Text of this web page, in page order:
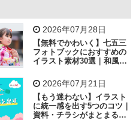
フ ビル 魚 家族 書類
会社 太陽 キラキラ
相談 ピクトグラム
2026年07月28日
【無料でかわいく】七五三
フォトブックにおすすめの
イラスト素材30選｜和風の
2026年07月21日
【もう迷わない】イラスト
に統一感を出す5つのコツ｜
資料・チラシがまとまるフ